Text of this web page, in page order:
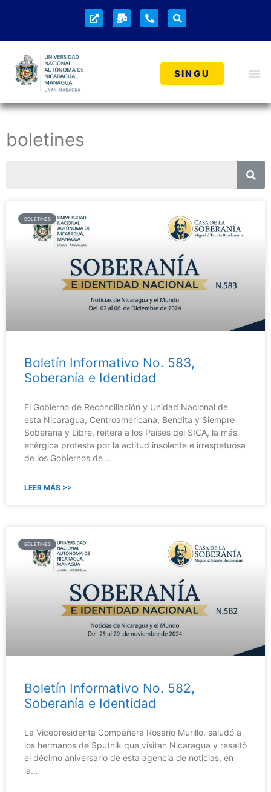
SINGU
boletines
BOLETINES
Boletín Informativo No. 583,
Soberanía e Identidad
El Gobierno de Reconciliación y Unidad Nacional de
esta Nicaragua, Centroamericana, Bendita y Siempre
Soberana y Libre, reitera a los Países del SICA, la más
enérgica protesta por la actitud insolente e irrespetuosa
de los Gobiernos de …
LEER MÁS >>
BOLETINES
Boletín Informativo No. 582,
Soberanía e Identidad
La Vicepresidenta Compañera Rosario Murillo, saludó a
los hermanos de Sputnik que visitan Nicaragua y resaltó
el décimo aniversario de esta agencia de noticias, en
la…